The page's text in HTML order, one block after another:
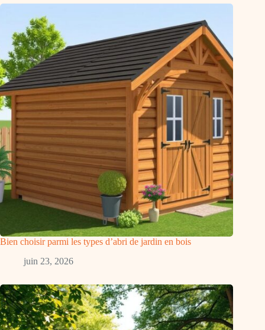
Bien choisir parmi les types d’abri de jardin en bois
juin 23, 2026